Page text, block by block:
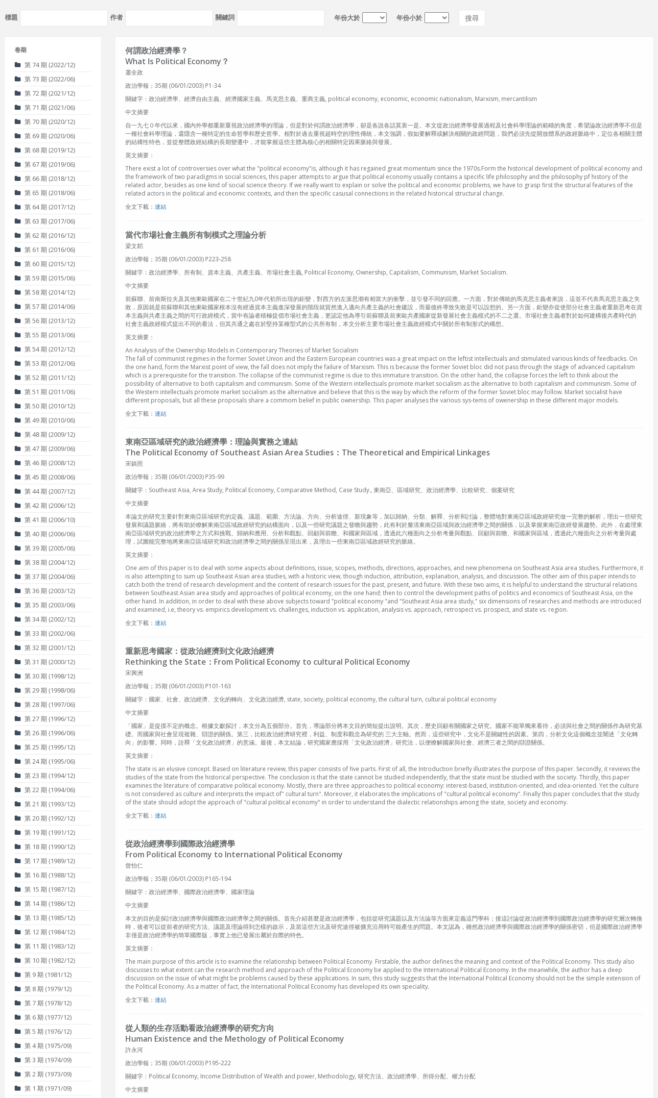
標題 作者 關鍵詞 年份大於 年份小於
卷期
第 74 期 (2022/12)
第 73 期 (2022/06)
第 72 期 (2021/12)
第 71 期 (2021/06)
第 70 期 (2020/12)
第 69 期 (2020/06)
第 68 期 (2019/12)
第 67 期 (2019/06)
第 66 期 (2018/12)
第 65 期 (2018/06)
第 64 期 (2017/12)
第 63 期 (2017/06)
第 62 期 (2016/12)
第 61 期 (2016/06)
第 60 期 (2015/12)
第 59 期 (2015/06)
第 58 期 (2014/12)
第 57 期 (2014/06)
第 56 期 (2013/12)
第 55 期 (2013/06)
第 54 期 (2012/12)
第 53 期 (2012/06)
第 52 期 (2011/12)
第 51 期 (2011/06)
第 50 期 (2010/12)
第 49 期 (2010/06)
第 48 期 (2009/12)
第 47 期 (2009/06)
第 46 期 (2008/12)
第 45 期 (2008/06)
第 44 期 (2007/12)
第 42 期 (2006/12)
第 41 期 (2006/10)
第 40 期 (2006/06)
第 39 期 (2005/06)
第 38 期 (2004/12)
第 37 期 (2004/06)
第 36 期 (2003/12)
第 35 期 (2003/06)
第 34 期 (2002/12)
第 33 期 (2002/06)
第 32 期 (2001/12)
第 31 期 (2000/12)
第 30 期 (1998/12)
第 29 期 (1998/06)
第 28 期 (1997/06)
第 27 期 (1996/12)
第 26 期 (1996/06)
第 25 期 (1995/12)
第 24 期 (1995/06)
第 23 期 (1994/12)
第 22 期 (1994/06)
第 21 期 (1993/12)
第 20 期 (1992/12)
第 19 期 (1991/12)
第 18 期 (1990/12)
第 17 期 (1989/12)
第 16 期 (1988/12)
第 15 期 (1987/12)
第 14 期 (1986/12)
第 13 期 (1985/12)
第 12 期 (1984/12)
第 11 期 (1983/12)
第 10 期 (1982/12)
第 9 期 (1981/12)
第 8 期 (1979/12)
第 7 期 (1978/12)
第 6 期 (1977/12)
第 5 期 (1976/12)
第 4 期 (1975/09)
第 3 期 (1974/09)
第 2 期 (1973/09)
第 1 期 (1971/09)
何謂政治經濟學？
What Is Political Economy？
蕭全政
政治學報；35期 (06/01/2003) P1-34
關鍵字：政治經濟學、經濟自由主義、經濟國家主義、馬克思主義、重商主義, political economy, economic, economic nationalism, Marxism, mercantilism
中文摘要
自一九七０年代以來，國內外學都重新重視政治經濟學的理論，但是對於何謂政治經濟學，卻是各說各話莫衷一是。本文從政治經濟學發展過程及社會科學理論的範疇的角度，希望論政治經濟學不但是
一種社會科學理論，還隱含一種特定的生命哲學和歷史哲學。相對於過去重視超時空的理性傳統，本文強調，假如要解釋或解決相關的政經問題，我們必須先從開放體系的政經脈絡中，定位各相關主體
的結構性特色，並從整體政經結構的長期變遷中，才能掌握這些主體為核心的相關特定因果脈絡與發展。
英文摘要：
There exist a lot of controversies over what the "political economy"is, although it has regained great momentum since the 1970s.Form the historical development of political economy and
the framework of two paradigms in social sciences, this paper attempts to argue that political economy usually contains a specific life philosophy and the philosophy pf history of the
related actor, besides as one kind of social science theory. If we really want to explain or solve the political and economic problems, we have to grasp first the structural features of the
related actors in the political and economic contexts, and then the specific casusal connections in the related historical structural change.
全文下載： 連結
當代市場社會主義所有制模式之理論分析
梁文韜
政治學報；35期 (06/01/2003) P223-258
關鍵字：政治經濟學、所有制、資本主義、共產主義、市場社會主義, Political Economy, Ownership, Capitalism, Communism, Market Socialism.
中文摘要
前蘇聯、前南斯拉夫及其他東歐國家在二十世紀九0年代初所出現的鉅變，對西方的左派思潮有相當大的衝擊，並引發不同的回應。一方面，對於傳統的馬克思主義者來說，這並不代表馬克思主義之失
敗，原因就是前蘇聯和其他東歐國家根本沒有經過資本主義進深發展的階段就貿然進入邁向共產主義的社會建設，而最後終導致失敗是可以設想的。另一方面，鉅變亦促使部分社會主義者重新思考在資
本主義與共產主義之間的可行政經模式，當中有論者積極提倡市場社會主義，更認定他為導引前蘇聯及前東歐共產國家從新發展社會主義模式的不二之選。市場社會主義者對於如何建構後共產時代的
社會主義政經模式提出不同的看法，但其共通之處在於堅持某種型式的公共所有制，本文分析主要市場社會主義政經模式中關於所有制形式的構想。
英文摘要：
An Analysis of the Ownership Models in Contemporary Theories of Market Socialism
The fall of communist regimes in the former Soviet Union and the Eastern European countries was a great impact on the leftist intellectuals and stimulated various kinds of feedbacks. On
the one hand, form the Marxist point of view, the fall does not imply the failure of Marxism. This is because the former Soviet bloc did not pass through the stage of advanced capitalism
which is a prerequisite for the transition. The collapse of the communist regime is due to this immature transition. On the other hand, the collapse forces the left to think about the
possibility of alternative to both capitalism and communism. Some of the Western intellectuals promote market socialism as the alternative to both capitalism and communism. Some of
the Western intellectuals promote market socialism as the alternative and believe that this is the way by which the reform of the former Soviet bloc may follow. Market socialist have
different proposals, but all these proposals share a commom belief in public ownership. This paper analyses the various sys-tems of owenership in these different major models.
全文下載： 連結
東南亞區域研究的政治經濟學：理論與實務之連結
The Political Economy of Southeast Asian Area Studies：The Theoretical and Empirical Linkages
宋鎮照
政治學報；35期 (06/01/2003) P35-99
關鍵字：Southeast Asia, Area Study, Political Economy, Comparative Method, Case Study., 東南亞、區域研究、政治經濟學、比較研究、個案研究
中文摘要
本論文的研究主要針對東南亞區域研究的定義、議題、範圍、方法論、方向、分析途徑、新現象等，加以歸納、分類、解釋、分析和討論，整體地對東南亞區域政經研究做一完整的解析，理出一些研究
發展和議題脈絡，將有助於瞭解東南亞區域政經研究的結構面向，以及一些研究議題之發瞻與趨勢，此有利於釐清東南亞區域與政治經濟學之間的關係，以及掌握東南亞政經發展趨勢。此外，在處理東
南亞區域研究的政治經濟學之方式和挑戰、歸納和應用、分析和觀點、回顧與前瞻、和國家與區域，透過此六種面向之分析考量與觀點、回顧與前瞻、和國家與區域，透過此六種面向之分析考量與處
理，試圖能完整地將東南亞區域研究和政治經濟學之間的關係呈現出來，及理出一些東南亞區域政經研究的脈絡。
英文摘要：
One aim of this paper is to deal with some aspects about definitions, issue, scopes, methods, directions, approaches, and new phenomena on Southeast Asia area studies. Furthermore, it
is also attempting to sum up Southeast Asian area studies, with a historic view, though induction, attribution, explanation, analysis, and discussion. The other aim of this paper intends to
catch both the trend of research development and the content of research issues for the past, present, and future. With these two aims, it is helpful to understand the structural relations
between Southeast Asian area study and approaches of political economy, on the one hand; then to control the development paths of politics and economics of Southeast Asia, on the
other hand. In addition, in order to deal with these above subjects toward "political economy "and "Southeast Asia area study," six dimensions of researches and methods are introduced
and examined, i.e, theory vs. empirics development vs. challenges, induction vs. application, analysis vs. approach, retrospect vs. prospect, and state vs. region.
全文下載： 連結
重新思考國家：從政治經濟到文化政治經濟
Rethinking the State：From Political Economy to cultural Political Economy
宋興洲
政治學報；35期 (06/01/2003) P101-163
關鍵字：國家、社會、政治經濟、文化的轉向、文化政治經濟, state, society, political economy, the cultural turn, cultural political economy
中文摘要
「國家」是捉摸不定的概念。根據文獻探討，本文分為五個部分。首先，導論部分將本文目的簡短提出說明。其次，歷史回顧有關國家之研究。國家不能單獨來看待，必須與社會之間的關係作為研究基
礎。而國家與社會呈現複雜、辯證的關係。第三，比較政治經濟研究裡，利益、制度和觀念為研究的 三大主軸。然而，這些研究中，文化不是關鍵性的因素。第四，分析文化這個概念並闡述「文化轉
向」的影響。同時，詮釋「文化政治經濟」的意涵。最後，本文結論，研究國家應採用「文化政治經濟」研究法，以便瞭解國家與社會、經濟三者之間的辯證關係。
英文摘要：
The state is an elusive concept. Based on literature review, this paper consists of five parts. First of all, the Introduction briefly illustrates the purpose of this paper. Secondly, it reviews the
studies of the state from the historical perspective. The conclusion is that the state cannot be studied independently, that the state must be studied with the society. Thirdly, this paper
examines the literature of comparative political economy. Mostly, there are three approaches to political economy: interest-based, institution-oriented, and idea-oriented. Yet the culture
is not considered as culture and interprets the impact of" cultural turn". Moreover, it elaborates the implications of "cultural political economy". Finally this paper concludes that the study
of the state should adopt the approach of "cultural political economy" in order to understand the dialectic relationships among the state, society and economy.
全文下載： 連結
從政治經濟學到國際政治經濟學
From Political Economy to International Political Economy
曾怡仁
政治學報；35期 (06/01/2003) P165-194
關鍵字：政治經濟學、國際政治經濟學、國家理論
中文摘要
本文的目的是探討政治經濟學與國際政治經濟學之間的關係。首先介紹甚麼是政治經濟學，包括從研究議題以及方法論等方面來定義這門學科；接這討論從政治經濟學到國際政治經濟學的研究層次轉換
時，後者可以從前者的研究方法、議題及理論得到怎樣的啟示，及當這些方法及研究途徑被擴充沿用時可能產生的問題。本文認為，雖然政治經濟學與國際政治經濟學的關係密切，但是國際政治經濟學
非僅是政治經濟學的簡單國際版，事實上他已發展出屬於自際的特色。
英文摘要：
The main purpose of this article is to examine the relationship between Political Economy. Firstable, the author defines the meaning and context of the Political Economy. This study also
discusses to what extent can the research method and approach of the Political Economy be applied to the International Political Economy. In the meanwhile, the author has a deep
discussion on the issue of what might be problems caused by these applications. In sum, this study suggests that the International Political Economy should not be the simple extension of
the Political Economy. As a matter of fact, the International Political Economy has developed its own speciality.
全文下載： 連結
從人類的生存活動看政治經濟學的研究方向
Human Existence and the Methology of Political Economy
許永河
政治學報；35期 (06/01/2003) P195-222
關鍵字：Political Economy, Income Distribution of Wealth and power, Methodology, 研究方法、政治經濟學、所得分配、權力分配
中文摘要